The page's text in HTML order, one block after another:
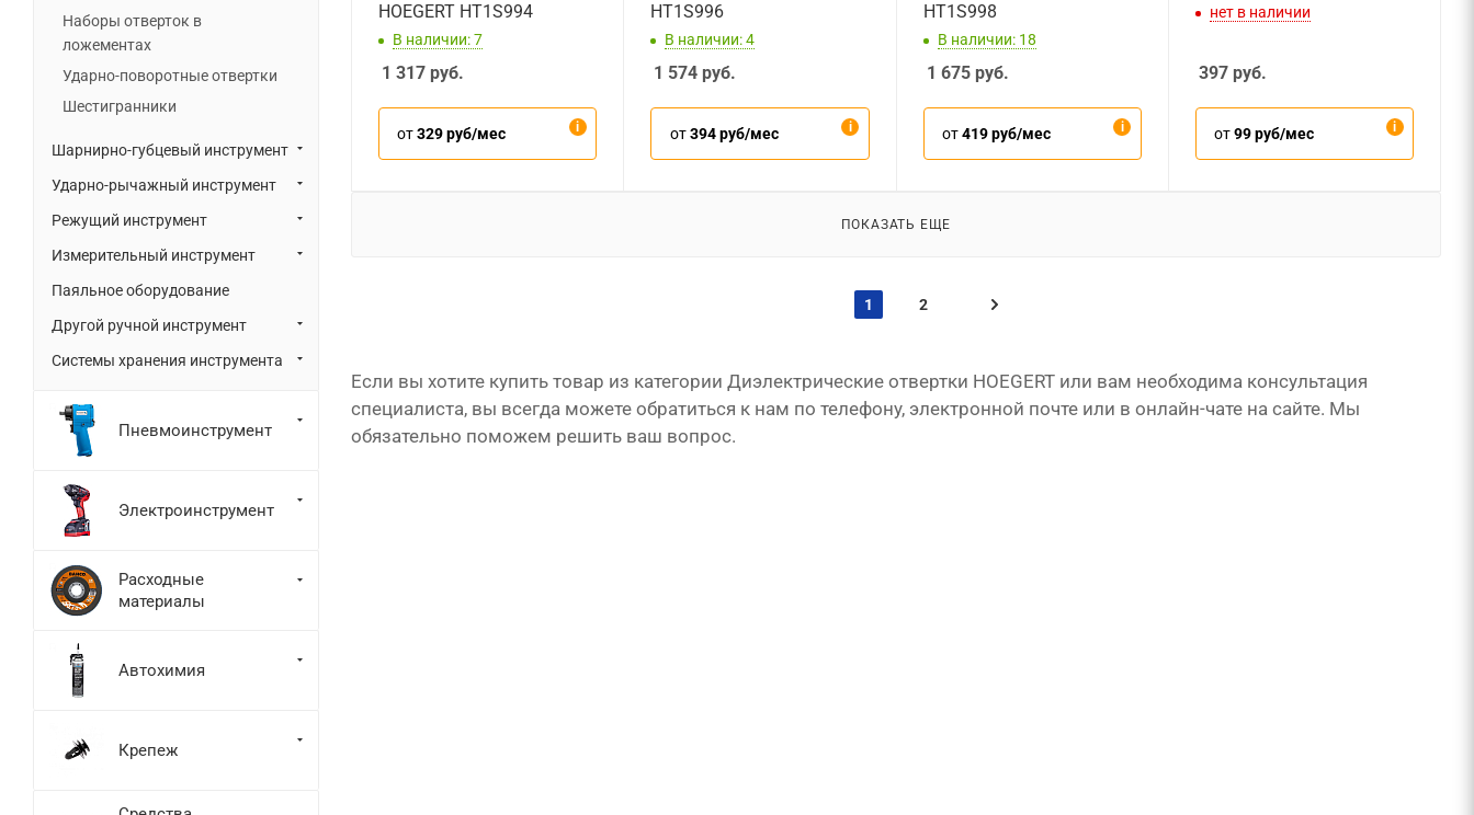
HOEGERT HT1S994
В наличии: 7
1 317 руб.
от329 руб/мес
HT1S996
В наличии: 4
1 574 руб.
от394 руб/мес
HT1S998
В наличии: 18
1 675руб.
от419 руб/мес
нет в наличии
397руб.
от99 руб/мес
ПОКАЗАТЬ ЕЩЕ
1 2
Если вы хотите купить товар из категории Диэлектрические отвертки HOEGERT или вам необходима консультация
специалиста, вы всегда можете обратиться к нам по телефону, электронной почте или в онлайн-чате на сайте. Мы
обязательно поможем решить ваш вопрос.
Наборы отверток в
ложементах
Ударно-поворотные отвертки
Шестигранники
Шарнирно-губцевый инструмент
Ударно-рычажный инструмент
Режущий инструмент
Измерительный инструмент
Паяльное оборудование
Другой ручной инструмент
Системы хранения инструмента
Пневмоинструмент
Электроинструмент
Расходные
материалы
Автохимия
Крепеж